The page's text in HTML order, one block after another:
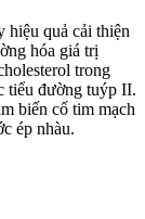
hiệu quả cải thiện
hóa giá trị
trong
tiểu đường tuýp II.
biến cố tim mạch
ép nhàu.